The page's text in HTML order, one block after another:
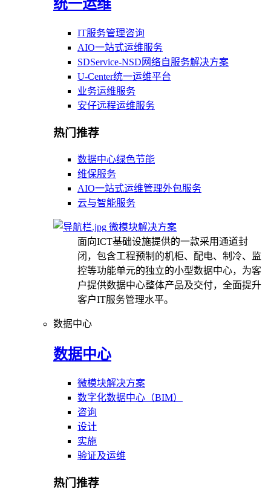
统一运维
IT服务管理咨询
AIO一站式运维服务
SDService-NSD网络自服务解决方案
U-Center统一运维平台
业务运维服务
安仔远程运维服务
热门推荐
数据中心绿色节能
维保服务
AIO一站式运维管理外包服务
云与智能服务
微模块解决方案
面向ICT基础设施提供的一款采用通道封
闭，包含工程预制的机柜、配电、制冷、监
控等功能单元的独立的小型数据中心，为客
户提供数据中心整体产品及交付，全面提升
客户IT服务管理水平。
数据中心
数据中心
微模块解决方案
数字化数据中心（BIM）
咨询
设计
实施
验证及运维
热门推荐